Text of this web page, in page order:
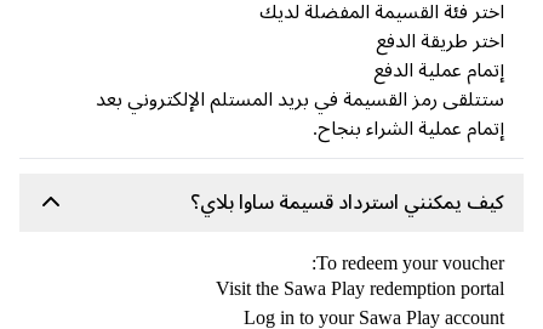
فئة القسيمة المفضلة لديك
طريقة الدفع
عملية الدفع
رمز القسيمة في بريد المستلم الإلكتروني بعد
عملية الشراء بنجاح.
يمكنني استرداد قسيمة ساوا بلاي؟
To redeem your
Visit the Sawa Play redemption
Log in to your Sawa Play